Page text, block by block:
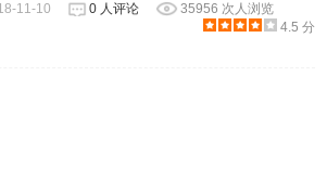
制台，左侧可以为不同类别待办清单建
11-10 0 人评论
35956 次人浏览
4.5 分